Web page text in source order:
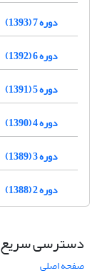
دوره 7 (1393)
دوره 6 (1392)
دوره 5 (1391)
دوره 4 (1390)
دوره 3 (1389)
دوره 2 (1388)
دسترسی سریع
صفحه اصلی